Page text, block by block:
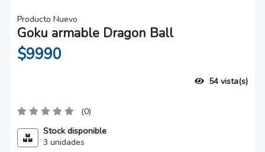
Producto Nuevo
Goku armable Dragon Ball
$9990
54 vista(s)
(0)
Stock disponible
3 unidades